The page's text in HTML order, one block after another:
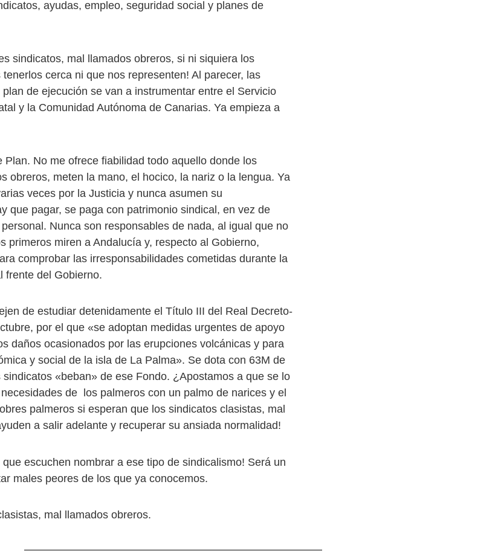
ayudas, empleo, seguridad social y planes de
sindicatos, mal llamados obreros, si ni siquiera los
cerca ni que nos representen! Al parecer, las
de ejecución se van a instrumentar entre el Servicio
y la Comunidad Autónoma de Canarias. Ya empieza a
Plan. No me ofrece fiabilidad todo aquello donde los
obreros, meten la mano, el hocico, la nariz o la lengua. Ya
veces por la Justicia y nunca asumen su
que pagar, se paga con patrimonio sindical, en vez de
Nunca son responsables de nada, al igual que no
primeros miren a Andalucía y, respecto al Gobierno,
comprobar las irresponsabilidades cometidas durante la
frente del Gobierno.
de estudiar detenidamente el Título III del Real Decreto-
por el que «se adoptan medidas urgentes de apoyo
daños ocasionados por las erupciones volcánicas y para
y social de la isla de La Palma». Se dota con 63M de
«beban» de ese Fondo. ¿Apostamos a que se lo
de los palmeros con un palmo de narices y el
palmeros si esperan que los sindicatos clasistas, mal
a salir adelante y recuperar su ansiada normalidad!
que escuchen nombrar a ese tipo de sindicalismo! Será un
males peores de los que ya conocemos.
mal llamados obreros.